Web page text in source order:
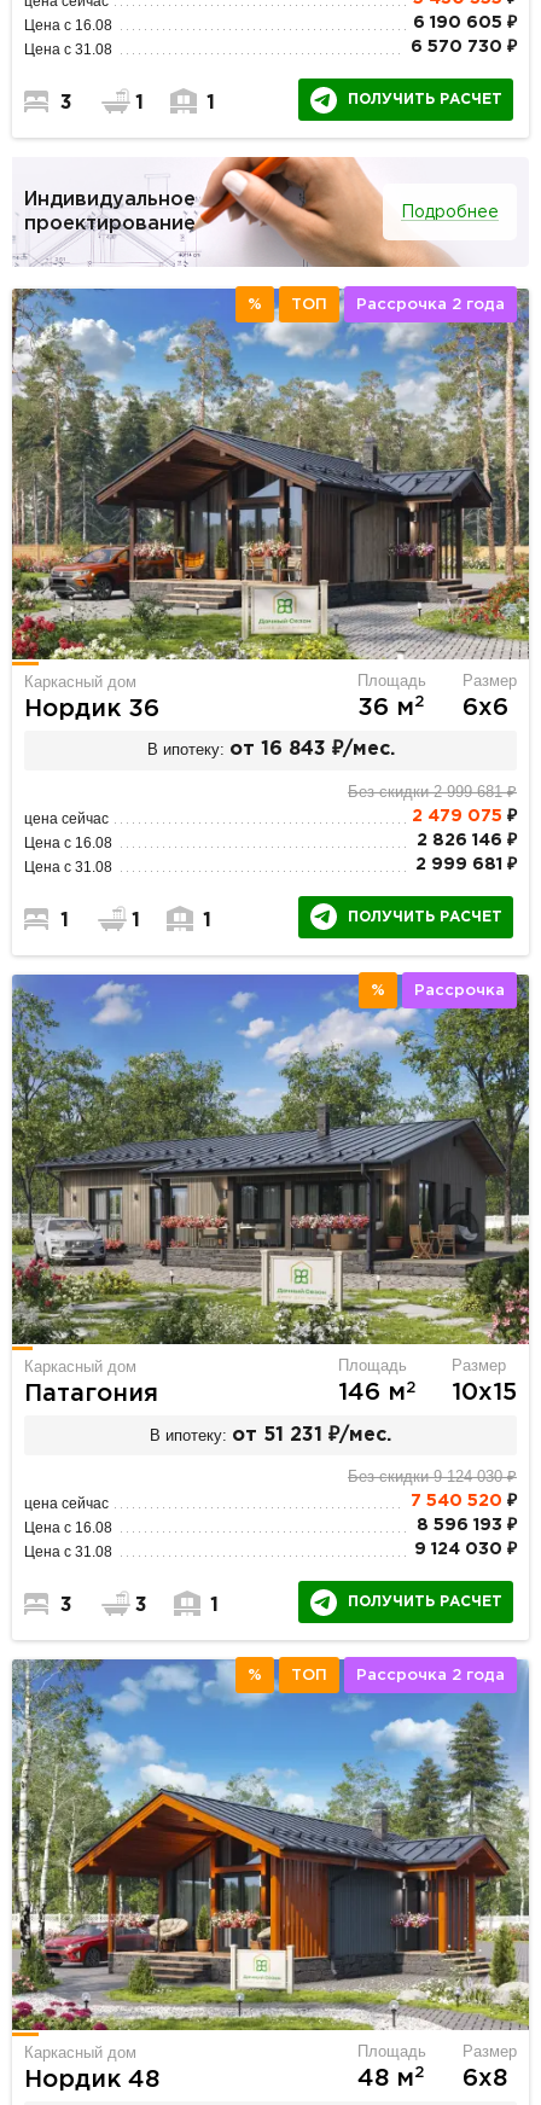
Цена с 16.08 6 190 605 ₽
Цена с 31.08 6 570 730 ₽
3 1 1 ПОЛУЧИТЬ РАСЧЕТ
Индивидуальное
проектирование
Подробнее
% ТОП Рассрочка 2 года
Каркасный дом
Нордик 36
Площадь
36 м2
Размер
6х6
В ипотеку: от 16 843 ₽/мес.
Без скидки 2 999 681 ₽
цена сейчас 2 479 075 ₽
Цена с 16.08 2 826 146 ₽
Цена с 31.08 2 999 681 ₽
1 1 1 ПОЛУЧИТЬ РАСЧЕТ
% Рассрочка
Каркасный дом
Патагония
Площадь
146 м2
Размер
10х15
В ипотеку: от 51 231 ₽/мес.
Без скидки 9 124 030 ₽
цена сейчас 7 540 520 ₽
Цена с 16.08 8 596 193 ₽
Цена с 31.08 9 124 030 ₽
3 3 1 ПОЛУЧИТЬ РАСЧЕТ
% ТОП Рассрочка 2 года
Каркасный дом
Нордик 48
Площадь
48 м2
Размер
6х8